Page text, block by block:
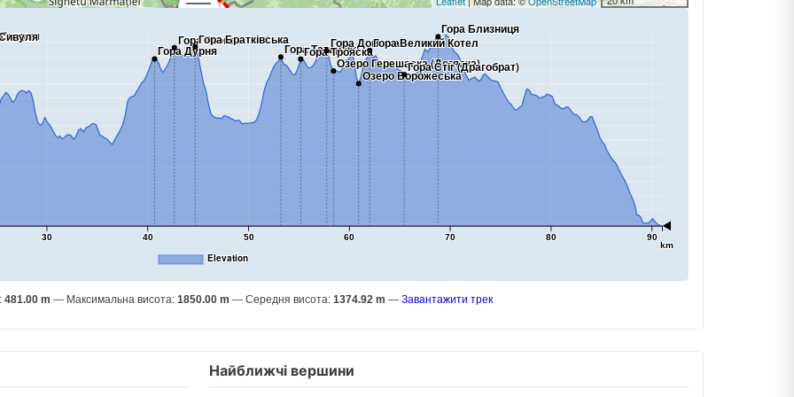
30 40 50 60 70 80 90
km
Гора Дурня
Гора Гропа
Гора Братківська
Гора Татарука
Гора Трояска
Озеро Герешаска (Догяска)
Гора Догяска
Озеро Ворожеська
Гора Великий Котел
Гора Стіг (Драгобрат)
Гора Близниця
Elevation
481.00 m Максимальна висота: 1850.00 m Середня висота: 1374.92 m Завантажити трек
Найближчі вершини